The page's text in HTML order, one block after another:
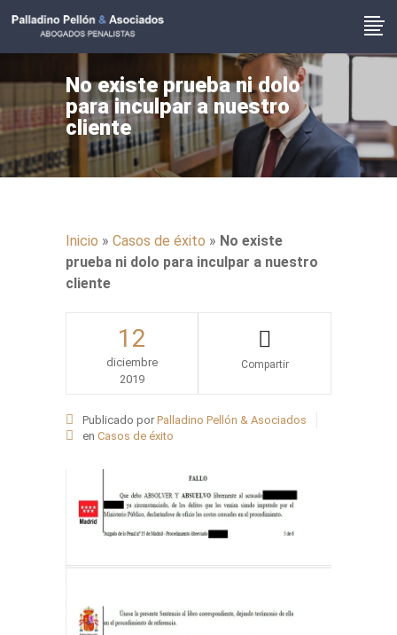
No existe prueba ni dolo
para inculpar a nuestro
cliente
Inicio » Casos de éxito » No existe
prueba ni dolo para inculpar a nuestro
cliente
12
diciembre
2019
Publicado por Palladino Pellón & Asociados
en Casos de éxito